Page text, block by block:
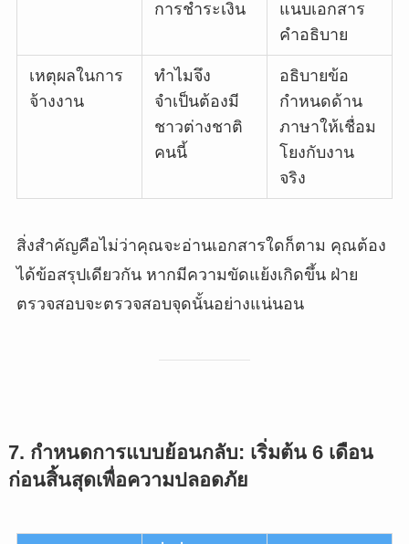
การชำระเงิน
แนบเอกสาร
คำอธิบาย
เหตุผลในการ
จ้างงาน
ทำไมจึง
จำเป็นต้องมี
ชาวต่างชาติ
คนนี้
อธิบายข้อ
กำหนดด้าน
ภาษาให้เชื่อม
โยงกับงาน
จริง
สิ่งสำคัญคือไม่ว่าคุณจะอ่านเอกสารใดก็ตาม คุณต้อง
ได้ข้อสรุปเดียวกัน หากมีความขัดแย้งเกิดขึ้น ฝ่าย
ตรวจสอบจะตรวจสอบจุดนั้นอย่างแน่นอน
7. กำหนดการแบบย้อนกลับ: เริ่มต้น 6 เดือน
ก่อนสิ้นสุดเพื่อความปลอดภัย